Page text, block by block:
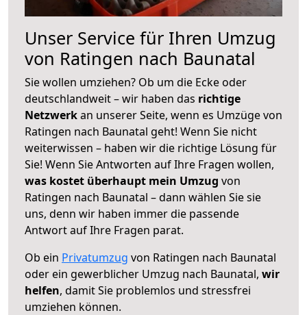
Unser Service für Ihren Umzug
von Ratingen nach Baunatal
Sie wollen umziehen? Ob um die Ecke oder
deutschlandweit – wir haben das richtige
Netzwerkan unserer Seite, wenn es Umzüge von
Ratingen nach Baunatal geht! Wenn Sie nicht
weiterwissen – haben wir die richtige Lösung für
Sie! Wenn Sie Antworten auf Ihre Fragen wollen,
was kostet überhaupt mein Umzug von
Ratingen nach Baunatal – dann wählen Sie sie
uns, denn wir haben immer die passende
Antwort auf Ihre Fragen parat.
Ob ein Privatumzug von Ratingen nach Baunatal
oder ein gewerblicher Umzug nach Baunatal, wir
helfen, damit Sie problemlos und stressfrei
umziehen können.